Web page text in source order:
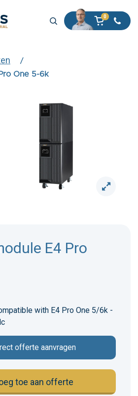
One 5-6k
E4 Pro
with E4 Pro One 5/6k -
offerte aanvragen
toe aan offerte